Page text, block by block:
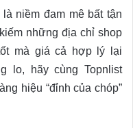
niềm đam mê bất tận
những địa chỉ shop
mà giá cả hợp lý lại
lo, hãy cùng Topnlist
hiệu “đỉnh của chóp”